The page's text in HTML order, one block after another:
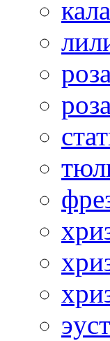
кала
роза